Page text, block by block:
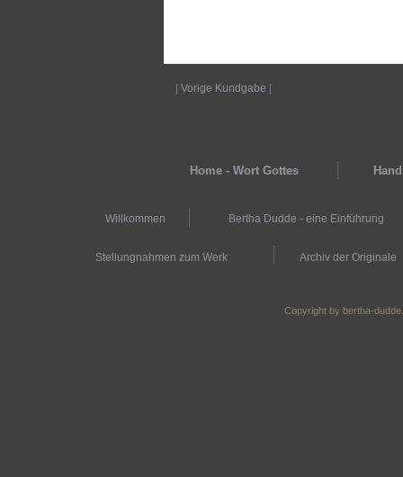
Vorige Kundgabe
Home - Wort Gottes
Willkommen Bertha Dudde - eine Einführung
Stellungnahmen zum Werk Archiv der Originale
Copyright by bertha-